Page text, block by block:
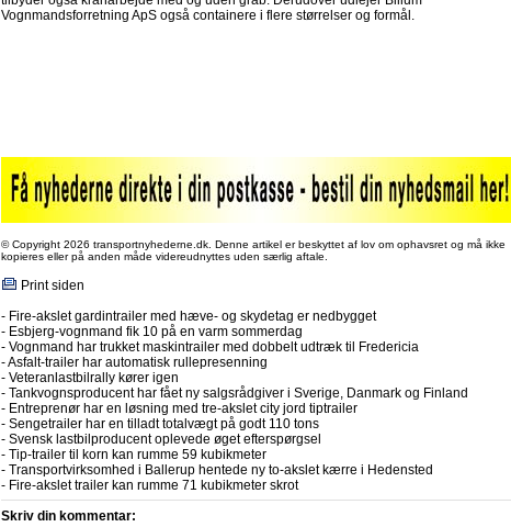
Vognmandsforretning ApS også containere i flere størrelser og formål.
© Copyright 2026 transportnyhederne.dk. Denne artikel er beskyttet af lov om ophavsret og må ikke
kopieres eller på anden måde videreudnyttes uden særlig aftale.
Print siden
- Fire-akslet gardintrailer med hæve- og skydetag er nedbygget
- Esbjerg-vognmand fik 10 på en varm sommerdag
- Vognmand har trukket maskintrailer med dobbelt udtræk til Fredericia
-Asfalt-trailer har automatisk rullepresenning
- Veteranlastbilrally kører igen
- Tankvognsproducent har fået ny salgsrådgiver i Sverige, Danmark og Finland
- Entreprenør har en løsning med tre-akslet city jord tiptrailer
- Sengetrailer har en tilladt totalvægt på godt 110 tons
- Svensk lastbilproducent oplevede øget efterspørgsel
- Tip-trailer til korn kan rumme 59 kubikmeter
- Transportvirksomhed i Ballerup hentede ny to-akslet kærre i Hedensted
- Fire-akslet trailer kan rumme 71 kubikmeter skrot
Skriv din kommentar: